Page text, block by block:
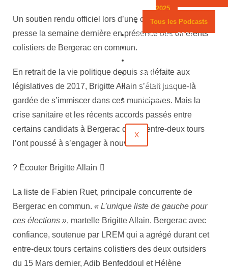
2025
Tous les Podcasts
Municipales 2026
Emploi
Évènements
Contact
X
Un soutien rendu officiel lors d’une conférence de
presse la semaine dernière en présence des différents
colistiers de Bergerac en commun.
En retrait de la vie politique depuis sa défaite aux
législatives de 2017, Brigitte Allain s’était jusque-là
gardée de s’immiscer dans ces municipales. Mais la
crise sanitaire et les récents accords passés entre
certains candidats à Bergerac dans l’entre-deux tours
l’ont poussé à s’engager à nouveau.
? Écouter Brigitte Allain
La liste de Fabien Ruet, principale concurrente de
Bergerac en commun. « L’unique liste de gauche pour
ces élections », martelle Brigitte Allain. Bergerac avec
confiance, soutenue par LREM qui a agrégé durant cet
entre-deux tours certains colistiers des deux outsiders
du 15 Mars dernier, Adib Benfeddoul et Hélène